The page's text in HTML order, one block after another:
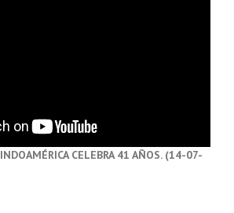
INDOAMÉRICA CELEBRA 41 AÑOS. (14-07-